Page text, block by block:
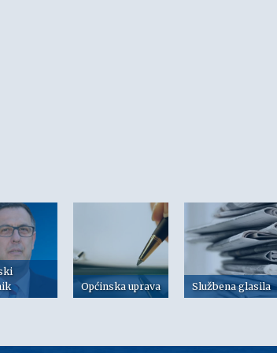
Općinska uprava Službena glasila